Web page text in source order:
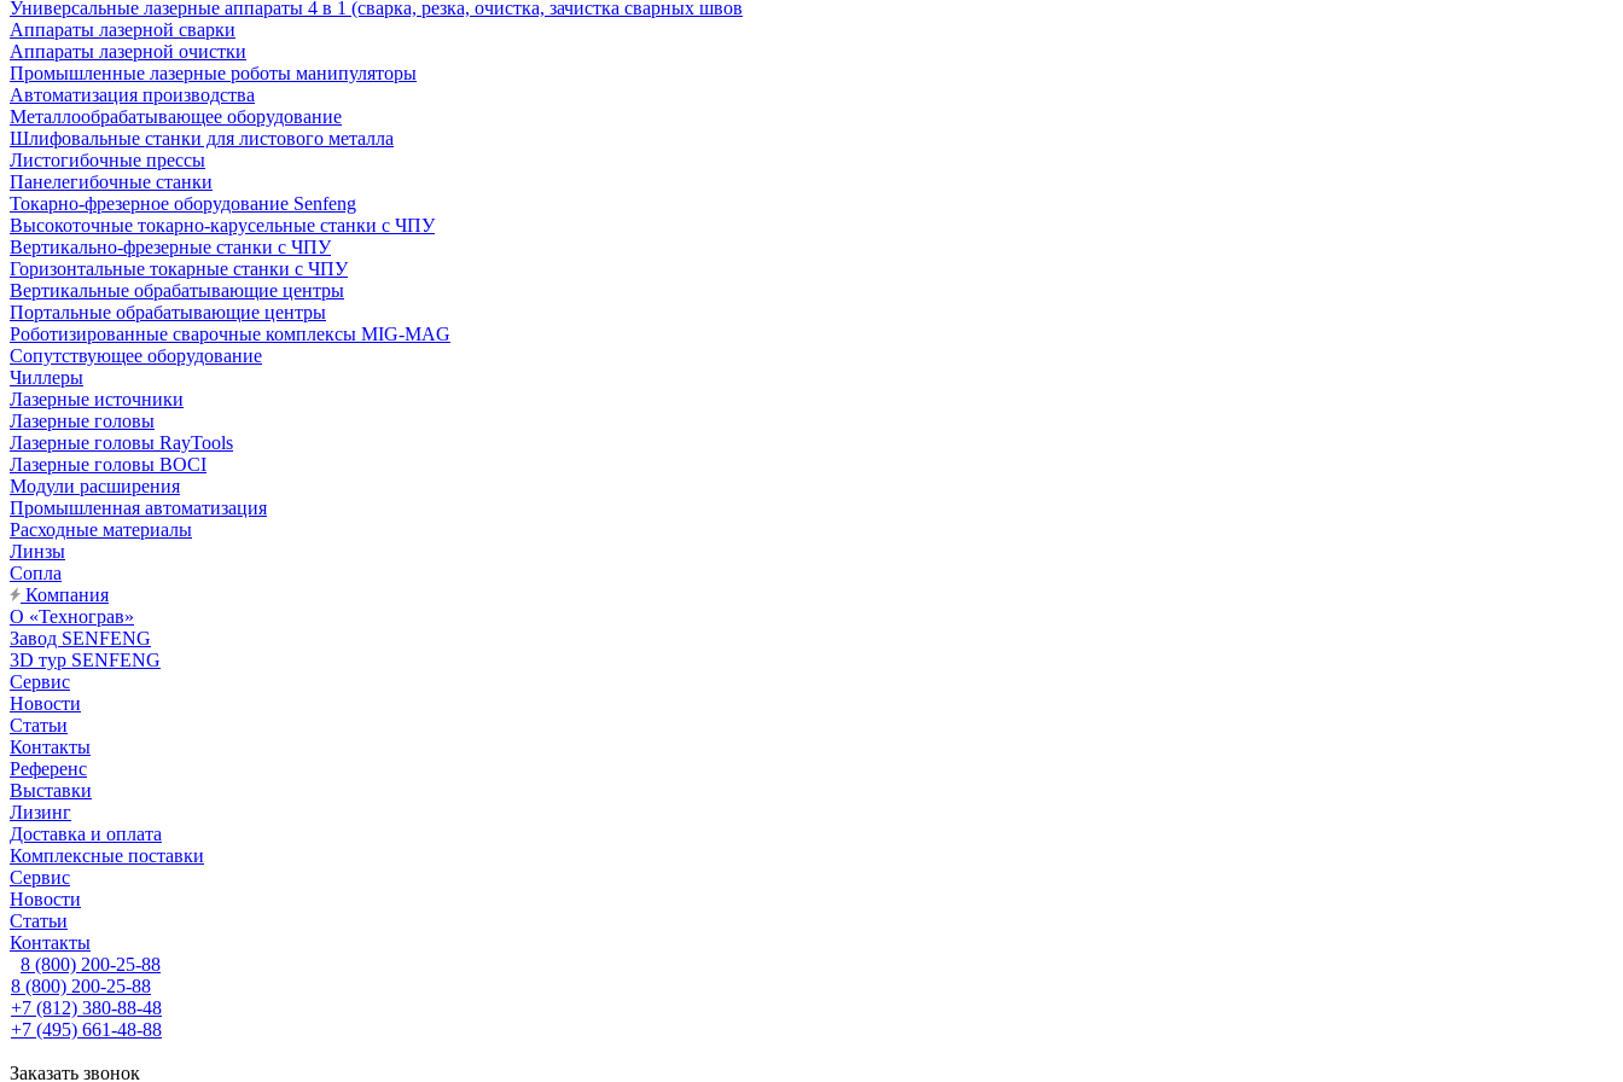
Универсальные лазерные аппараты 4 в 1 (сварка, резка, очистка, зачистка сварных швов
Аппараты лазерной сварки
Аппараты лазерной очистки
Промышленные лазерные роботы манипуляторы
Автоматизация производства
Металлообрабатывающее оборудование
Шлифовальные станки для листового металла
Листогибочные прессы
Панелегибочные станки
Токарно-фрезерное оборудование Senfeng
Высокоточные токарно-карусельные станки с ЧПУ
Вертикально-фрезерные станки с ЧПУ
Горизонтальные токарные станки с ЧПУ
Вертикальные обрабатывающие центры
Портальные обрабатывающие центры
Роботизированные сварочные комплексы MIG-MAG
Сопутствующее оборудование
Чиллеры
Лазерные источники
Лазерные головы
Лазерные головы RayTools
Лазерные головы BOCI
Модули расширения
Промышленная автоматизация
Расходные материалы
Линзы
Сопла
Компания
О «Технограв»
Завод SENFENG
3D тур SENFENG
Сервис
Новости
Статьи
Контакты
Референс
Выставки
Лизинг
Доставка и оплата
Комплексные поставки
Сервис
Новости
Статьи
Контакты
8 (800) 200-25-88
8 (800) 200-25-88
+7 (812) 380-88-48
+7 (495) 661-48-88
Заказать звонок